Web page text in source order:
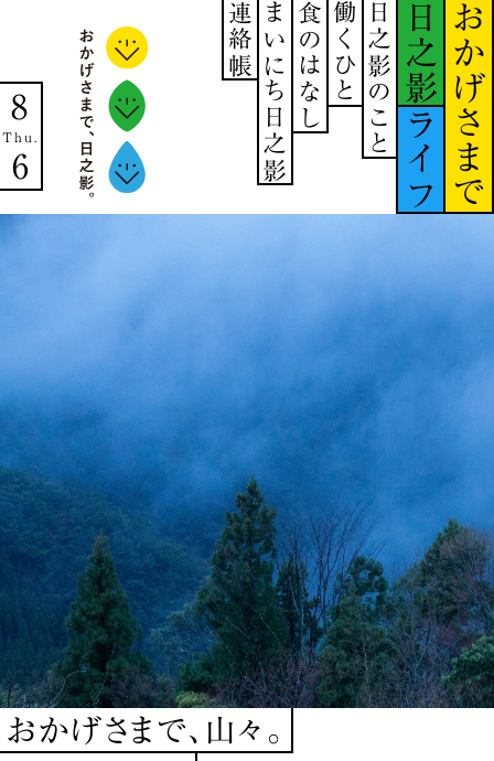
おかげさまで
日之影
ライフ
日之影のこと
働くひと
食のはなし
まいにち日之影
連絡帳
おかげさまで、山々。
8
Thu.
6